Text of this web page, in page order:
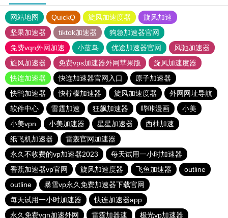
网站地图 QuickQ 旋风加速度器
旋风加速
坚果加速器
tiktok加速器
狗急加速器官网
免费vqn外网加速
小蓝鸟 优途加速器官网
风驰加速器
旋风加速器
免费vps加速器外网苹果版
旋风加速度器
快连加速器
快连加速器官网入口
原子加速器
快鸭加速器
快柠檬加速器 旋风加速度器
外网网址导航
软件中心
雷霆加速 狂飙加速器 哔咔漫画
小美
小美vpn
小美加速器 星星加速器
西柚加速
纸飞机加速器
雷轰官网加速器
永久不收费的vp加速器2023
每天试用一小时加速器
香蕉加速器vp官网
旋风加速度器 飞鱼加速器
outline
outline
暴雪vp永久免费加速器下载官网
每天试用一小时加速器
快连加速器app
永久免费vqn加速外网
雷霆加器速 极光vp加速器